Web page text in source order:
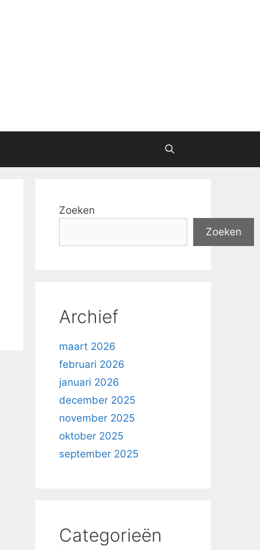
Zoeken
Zoeken
Archief
maart 2026
februari 2026
januari 2026
december 2025
november 2025
oktober 2025
september 2025
Categorieën